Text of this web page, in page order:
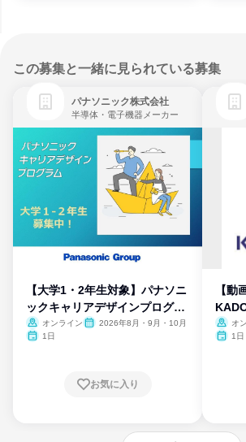
この募集と一緒に見られている募集
パナソニック株式会社
半導体・電子機器メーカー
【大学1・2年生対象】パナソニ
ックキャリアデザインプログラ
ム
オンライン
2026年8月・9月・10月
1日
お気に入り
【動
オ
1日